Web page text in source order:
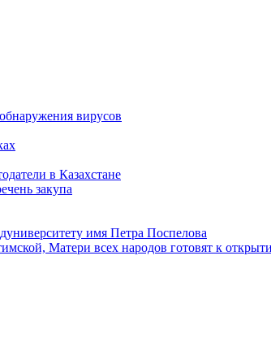
вирусов
в Казахстане
закупа
имя Петра Поспелова
Матери всех народов готовят к